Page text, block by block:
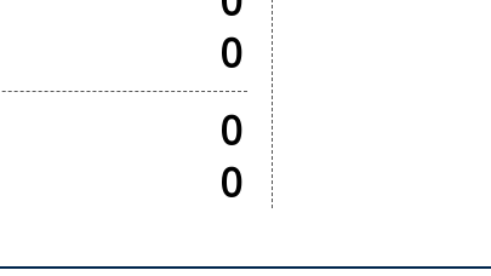
0
0
0